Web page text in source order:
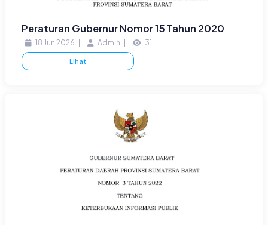
Peraturan Gubernur Nomor 15 Tahun 2020
18 Jun 2026 Admin 31
Lihat